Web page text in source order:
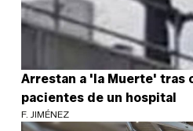
Arrestan a 'la Muerte' tras
pacientes de un hospital
F. JIMÉNEZ